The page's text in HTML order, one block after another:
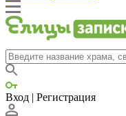
Вход | Регистрация